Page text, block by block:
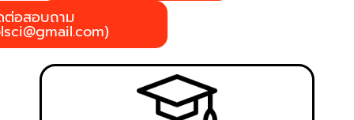
อสอบถาม